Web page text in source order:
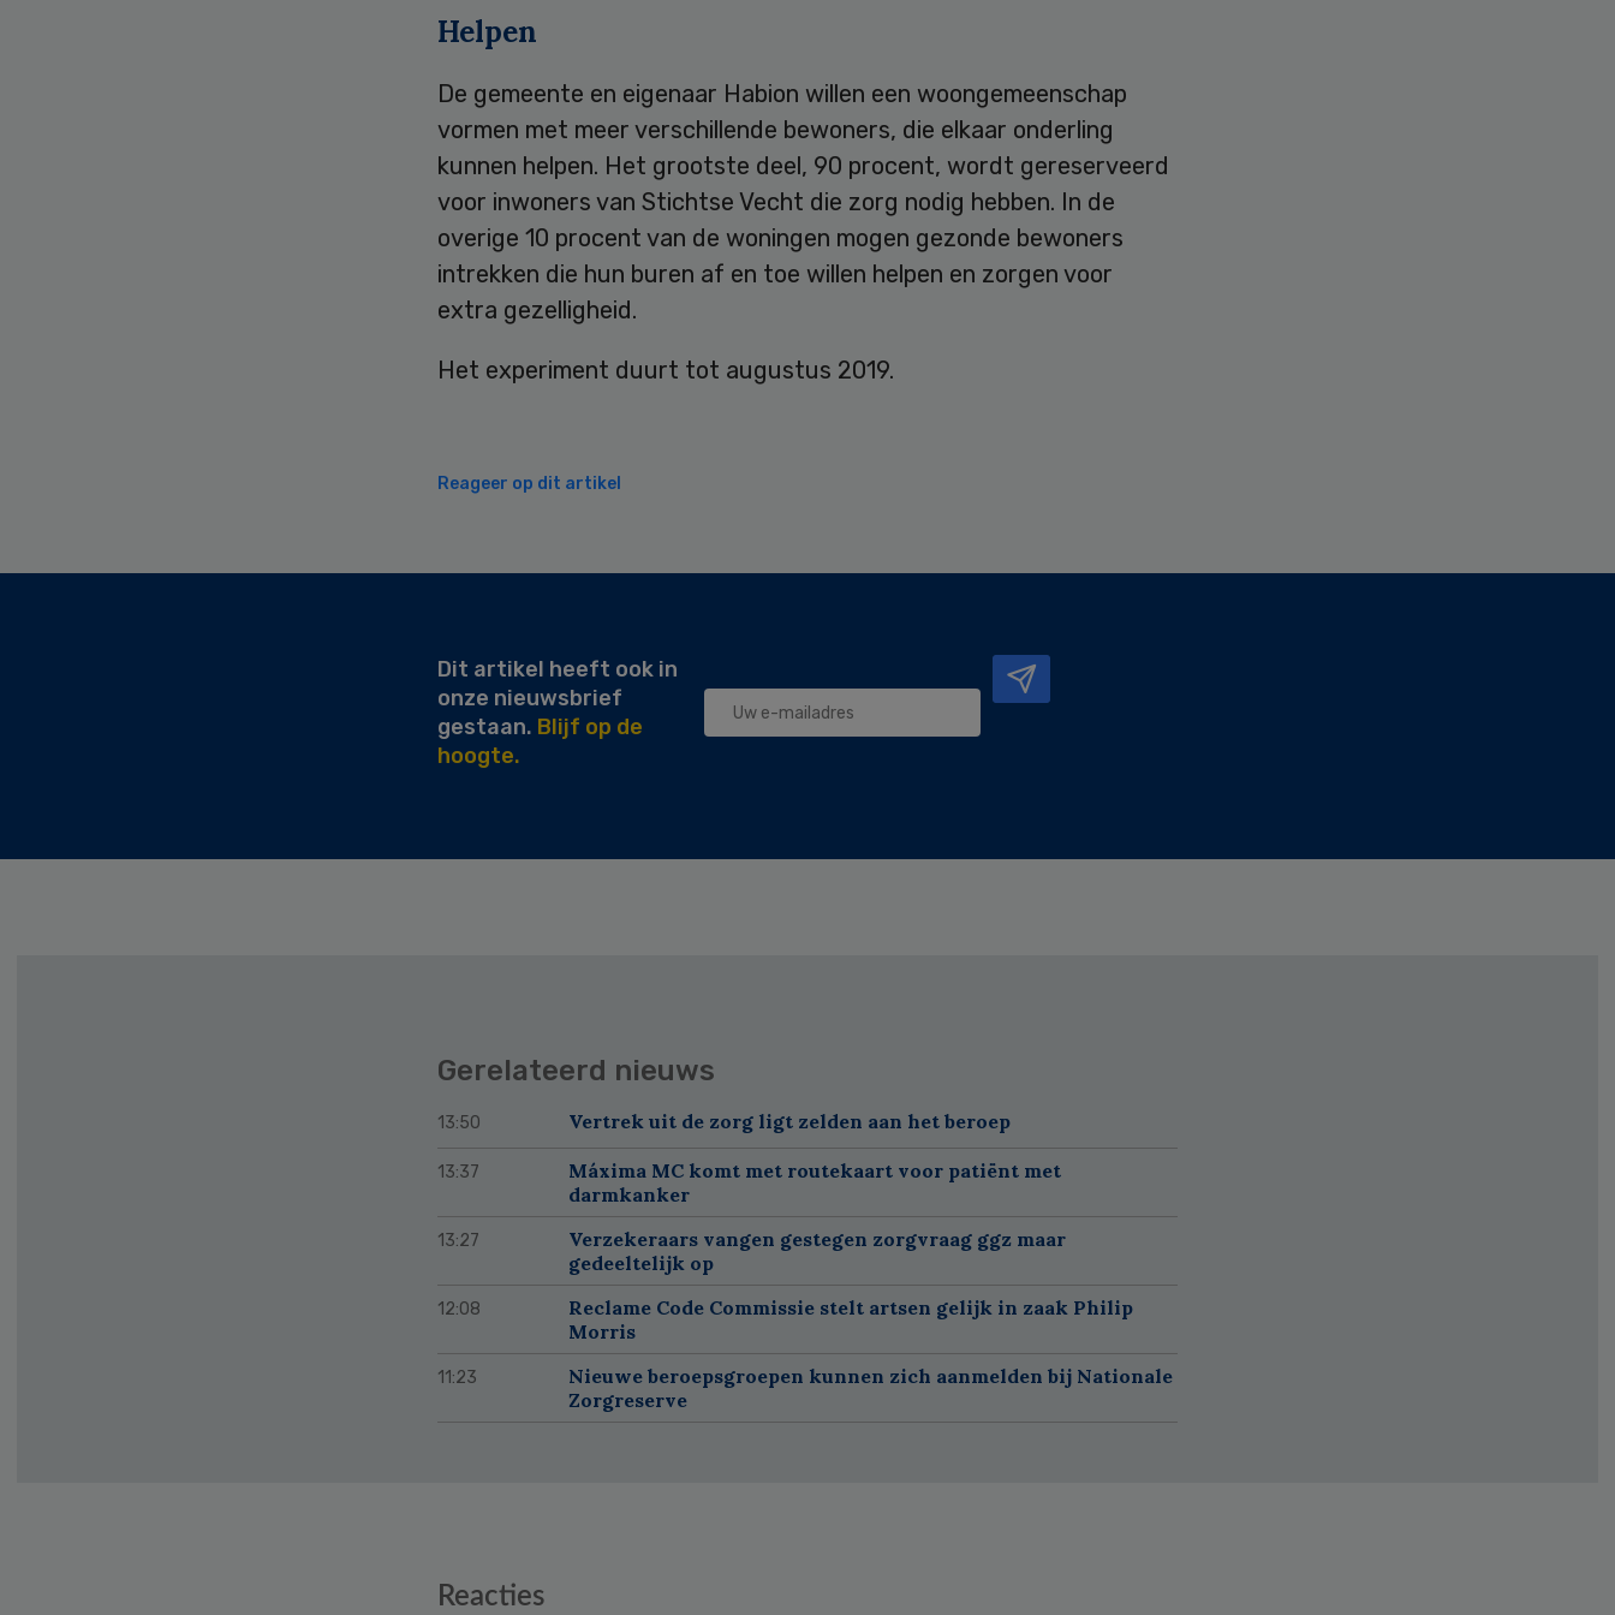
Helpen
De gemeente en eigenaar Habion willen een woongemeenschap
vormen met meer verschillende bewoners, die elkaar onderling
kunnen helpen. Het grootste deel, 90 procent, wordt gereserveerd
voor inwoners van Stichtse Vecht die zorg nodig hebben. In de
overige 10 procent van de woningen mogen gezonde bewoners
intrekken die hun buren af en toe willen helpen en zorgen voor
extra gezelligheid.
Het experiment duurt tot augustus 2019.
Reageer op dit artikel
Dit artikel heeft ook in
onze nieuwsbrief
gestaan. Blijf op de
hoogte.
Gerelateerd nieuws
13:50 Vertrek uit de zorg ligt zelden aan het beroep
13:37
Máxima MC komt met routekaart voor patiënt met
darmkanker
13:27
Verzekeraars vangen gestegen zorgvraag ggz maar
gedeeltelijk op
12:08
Reclame Code Commissie stelt artsen gelijk in zaak Philip
Morris
11:23
Nieuwe beroepsgroepen kunnen zich aanmelden bij Nationale
Zorgreserve
Reacties